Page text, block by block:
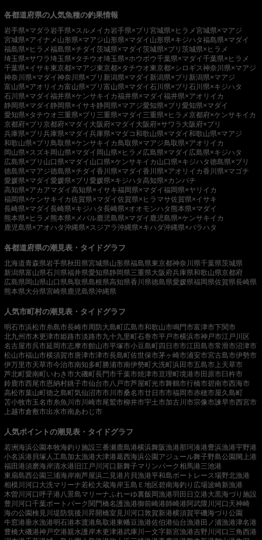
各都道府県の人気魚種の釣果情報
岩手県×マダラ岩手県×スルメイカ岩手県×ブリ 宮城県×ヒラメ宮城県×マアジ
宮城県×アイナメ 山形県×マアジ山形県×マダイ 山形県×キジハタ福島県×マダイ
福島県×ヒラメ福島県×チダイ茨城県×マダイ茨城県×ブリ 茨城県×ヒラメ
埼玉県×サワラ埼玉県×タチウオ埼玉県×ホウボウ千葉県×マダイ千葉県×ヒラメ
千葉県×イサキ東京都×マアジ東京都×タチウオ東京都×シロギス神奈川県×マアジ
神奈川県×マダイ神奈川県×ブリ 新潟県×マダイ 新潟県×ブリ 新潟県×マアジ
富山県×アオリイカ富山県×ブリ 富山県×マダイ石川県×ブリ 石川県×キジハタ
石川県×マダイ福井県×ケンサキイカ福井県×マダイ福井県×アオリイカ
静岡県×マダイ 静岡県×イサキ静岡県×マアジ愛知県×ブリ 愛知県×マダイ
愛知県×タチウオ三重県×ブリ 三重県×マダイ 三重県×ヒラメ京都府×ケンサキイカ
京都府×ブリ 京都府×マダイ 大阪府×マダイ 大阪府×サワラ 大阪府×ブリ
兵庫県×ブリ 兵庫県×マダイ兵庫県×マダコ和歌山県×マダイ和歌山県×マアジ
和歌山県×ブリ 鳥取県×ケンサキイカ鳥取県×マアジ鳥取県×アオリイカ
岡山県×スズキ 岡山県×マダイ 岡山県×ヒラメ 広島県×マダイ 広島県×キジハタ
広島県×ブリ 山口県×マダイ 山口県×ケンサキイカ 山口県×キジハタ徳島県×ブリ
徳島県×マアジ徳島県×チダイ香川県×マダイ香川県×アオリイカ香川県×マゴチ
愛媛県×マダイ愛媛県×ブリ 愛媛県×キジハタ高知県×カンパチ
高知県×アカアマダイ高知県×イサキ福岡県×マダイ福岡県×ヤリイカ
福岡県×ケンサキイカ佐賀県×マダイ佐賀県×ヒラマサ佐賀県×イサキ
長崎県×マダイ長崎県×キジハタ長崎県×オオモンハタ 熊本県×マダイ
熊本県×ヒラメ 熊本県×メバル鹿児島県×マダイ 鹿児島県×ケンサキイカ
鹿児島県×アオハタ沖縄県×スジアラ沖縄県×キハダ沖縄県×バラハタ
各都道府県の潮見表・タイドグラフ
北海道青森県岩手県秋田県宮城県山形県福島県東京都神奈川県千葉県茨城県
新潟県富山県石川県福井県愛知県静岡県三重県大阪府兵庫県和歌山県京都府
広島県岡山県山口県鳥取県島根県高知県香川県徳島県愛媛県福岡県佐賀県長崎県
熊本県大分県宮崎県鹿児島県沖縄県
人気市町村の潮見表・タイドグラフ
明石市浜松市糸島市長崎市周防大島町広島市和歌山市鳴門市富津市下関市
北九州市木更津市姫路市淡路市九十九里町石巻市平戸市横浜市神戸市江戸川区
名古屋市呉市延岡市志摩市館山市平塚市小豆島町四日市市江田島市常滑市沼津市
松山市福山市横須賀市唐津市津市長島町佐世保市茅ヶ崎市浦安市宮古島市伊勢市
伊万里市天草市今治市南知多町勝浦市南伊勢町大洗町浜田市五島市 上天草市
芦北町愛南町いわき市大磯町長門市千葉市焼津市亘理町境港市田原市臼杵市
鈴鹿市西尾市恩納村銚子市仙台市八戸市芦屋町光市舞鶴市行橋市碧南市西海市
高松市葉山町徳之島町気仙沼市市川市桑名市廿日市市福岡市赤穂市屋久島町
苫小牧市玉名市糸魚川市川崎市尾鷲市柳井市宇土市加古川市宗像市諫早市西宮市
上越市倉敷市出水市南あわじ市
人気ポイントの潮見表・タイドグラフ
若洲海浜公園本牧海釣り施設三番瀬鹿島港横浜舞阪漁港那珂湊港豊浜漁港宇野港
小名浜港 貝塚人工島加太漁港大津港葛西海浜公園 アジュール舞子野島公園 閖上港
福田港須磨海岸清水港 旧江戸川河口 新舞子マリンパーク相馬港三池港
東扇島西公園 三浦海岸南芦屋浜二見港 片貝漁港平和島ボートレース場野北漁港
相模川河口 大洗マリーナ若松大蔵海岸玉島Ｅ地区碧南海釣り広場波崎新漁港
木曽川河口呼子港八景島マリーナふれーゆ裏飯岡漁港羽田 日立港大黒海づり施設
豊川河口千葉ポートパーク 関門橋名護漁港御前崎港師崎港 阿武隈川河口 天神崎
海の公園検見川堤防筑後川昇開橋室見川河口敦賀新港横須賀平磯海づり公園
牛窓港垂水漁港明石港本渡港鳥取港東幡豆漁港佐伯港仙台漁港 田ノ浦漁港津名港
豊橋大磯港神戸空港親水護岸木更津港武庫川一文字新宮漁港吉野川河口 三角西港